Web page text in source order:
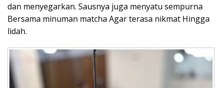
dan menyegarkan. Sausnya juga menyatu sempurna
Bersama minuman matcha Agar terasa nikmat Hingga
lidah.